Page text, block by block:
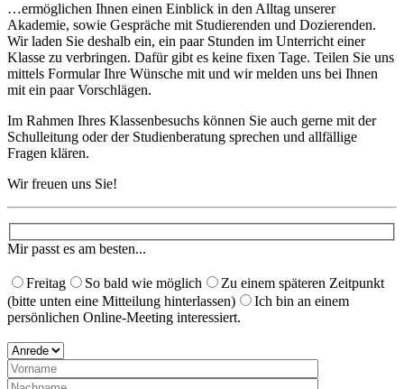
…ermöglichen Ihnen einen Einblick in den Alltag unserer
Akademie, sowie Gespräche mit Studierenden und Dozierenden.
Wir laden Sie deshalb ein, ein paar Stunden im Unterricht einer
Klasse zu verbringen. Dafür gibt es keine fixen Tage. Teilen Sie uns
mittels Formular Ihre Wünsche mit und wir melden uns bei Ihnen
mit ein paar Vorschlägen. ​
Im Rahmen Ihres Klassenbesuchs können Sie auch gerne mit der
Schulleitung oder der Studienberatung sprechen und allfällige
Fragen klären.
Wir freuen uns Sie!
Mir passt es am besten...
Freitag So bald wie möglich
Zu einem späteren Zeitpunkt
(bitte unten eine Mitteilung hinterlassen)
Ich bin an einem
persönlichen Online-Meeting interessiert.